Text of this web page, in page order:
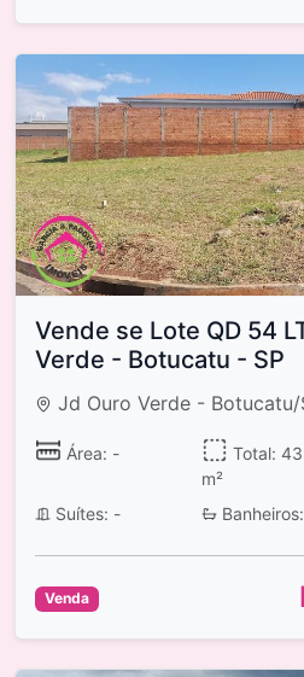
Vende se Lote QD 54
Verde - Botucatu - SP
Jd Ouro Verde - Botucatu/
Área: -
Total:
m²
Suítes: -
Venda